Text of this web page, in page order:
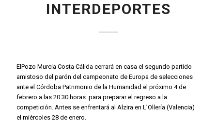
INTERDEPORTES
ElPozo Murcia Costa Cálida cerrará en casa el segundo partido
amistoso del parón del campeonato de Europa de selecciones
ante el Córdoba Patrimonio de la Humanidad el próximo 4 de
febrero a las 20.30 horas. para preparar el regreso a la
competición. Antes se enfrentará al Alzira en L’Ollería (Valencia)
el miércoles 28 de enero.